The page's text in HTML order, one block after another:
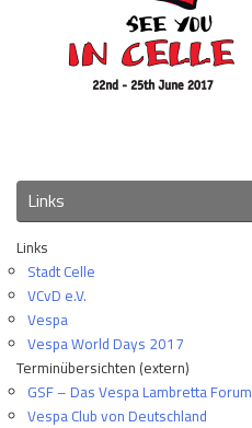
Links
Links
Stadt Celle
VCvD e.V.
Vespa
Vespa World Days 2017
Terminübersichten (extern)
GSF – Das Vespa Lambretta Forum
Vespa Club von Deutschland